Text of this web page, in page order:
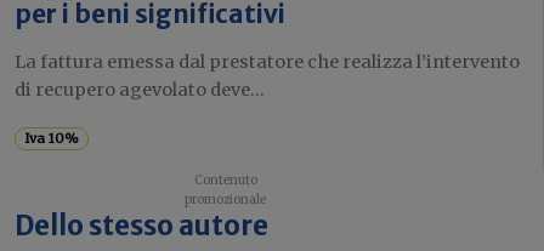
per i beni significativi
La fattura emessa dal prestatore che realizza l’intervento
di recupero agevolato deve...
Iva 10%
Dello stesso autore